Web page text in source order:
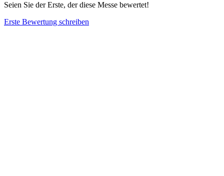
Seien Sie der Erste, der diese Messe bewertet!
Erste Bewertung schreiben